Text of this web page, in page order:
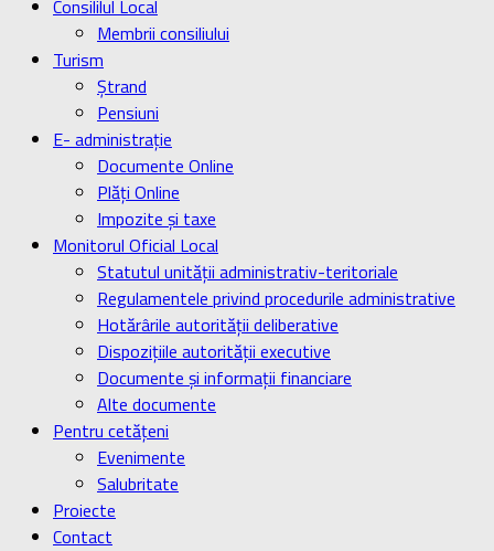
Consililul Local
Membrii consiliului
Turism
Ştrand
Pensiuni
E- administrație
Documente Online
Plăți Online
Impozite și taxe
Monitorul Oficial Local
Statutul unității administrativ-teritoriale
Regulamentele privind procedurile administrative
Hotărârile autorității deliberative
Dispozițiile autorității executive
Documente și informații financiare
Alte documente
Pentru cetățeni
Evenimente
Salubritate
Proiecte
Contact